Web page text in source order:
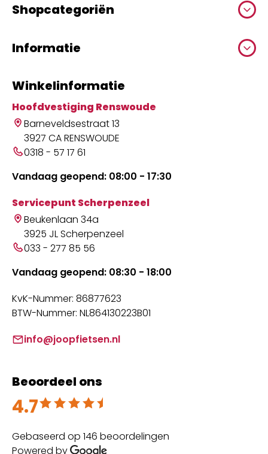
Shopcategoriën
Informatie
Winkelinformatie
Hoofdvestiging Renswoude
Barneveldsestraat 13
3927 CA RENSWOUDE
0318 - 57 17 61
Vandaag geopend: 08:00 - 17:30
Servicepunt Scherpenzeel
Beukenlaan 34a
3925 JL Scherpenzeel
033 - 277 85 56
Vandaag geopend: 08:30 - 18:00
KvK-Nummer: 86877623
BTW-Nummer: NL864130223B01
info@joopfietsen.nl
Beoordeel ons
4.7
Beoordeeld met 4.7 uit 5
Gebaseerd op 146 beoordelingen
Powered by